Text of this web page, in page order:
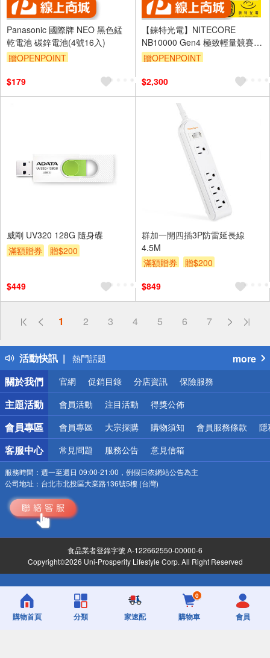
Panasonic 國際牌 NEO 黑色錳
乾電池 碳鋅電池(4號16入)
贈OPENPOINT
$179
【錸特光電】NITECORE
NB10000 Gen4 極致輕量競賽級
行動電源
贈OPENPOINT
$2,300
威剛 UV320 128G 隨身碟
滿額贈券
贈$200
$449
群加一開四插3P防雷延長線
4.5M
滿額贈券
贈$200
$849
1 2 3 4 5 6 7
活動快訊
偏遠地區配送
得獎公告
熱門話題
銀行優惠
偏遠地區配送
詐騙網頁！請小心！
more
關於我們
官網 促銷目錄 分店資訊 保險服務
主題活動 會員活動 注目活動 得獎公佈
會員專區 會員專區 大宗採購 購物須知 會員服務條款 隱
客服中心 常見問題 服務公告 意見信箱
服務時間： 週一至週日 09:00-21:00，例假日依網站公告為主
公司地址： 台北市北投區大業路136號5樓 (台灣)
食品業者登錄字號 A-122662550-00000-6
Copyright©2026 Uni-Prosperity Lifestyle Corp. All Right Reserved
購物首頁 分類 家速配
0
購物車 會員